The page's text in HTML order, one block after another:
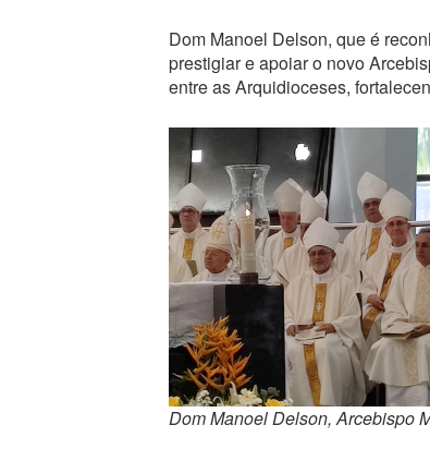
Dom Manoel Delson, que é
prestigiar e apoiar o novo
entre as Arquidioceses,
Dom Manoel Delson, Arcebispo